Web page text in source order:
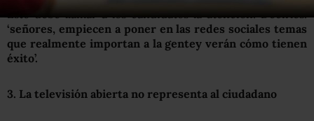
Esto debe llamar a los candidatos la atención. Decirles:
‘señores, empiecen a poner en las redes sociales temas
que realmente importan a la gentey verán cómo tienen
éxito’.
3. La televisión abierta no representa al ciudadano